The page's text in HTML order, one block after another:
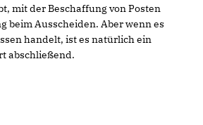
mit der Beschaffung von Posten
beim Ausscheiden. Aber wenn es
handelt, ist es natürlich ein
abschließend.